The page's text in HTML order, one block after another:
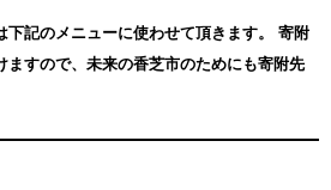
平日9:30～18:00 土日祝休）（12月28
net.co.jp
記のメニューに使わせて頂きます。
寄附
ますので、未来の香芝市のためにも寄附先